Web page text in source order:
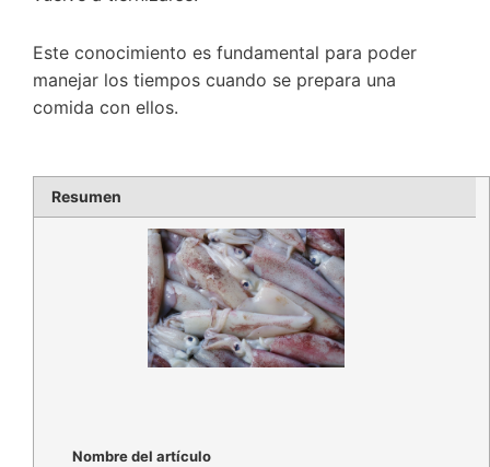
Este conocimiento es fundamental para poder
manejar los tiempos cuando se prepara una
comida con ellos.
Resumen
Nombre del artículo